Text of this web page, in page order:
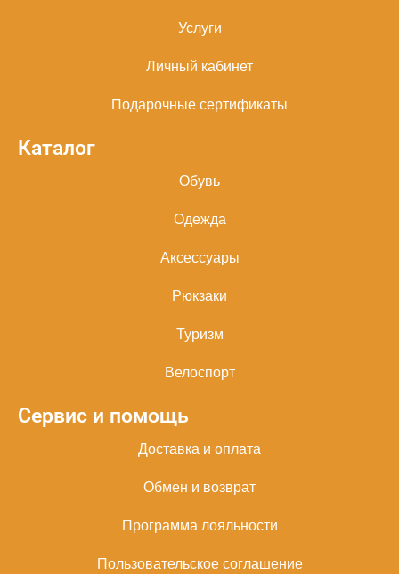
Услуги
Личный кабинет
Подарочные сертификаты
Каталог
Обувь
Одежда
Аксессуары
Рюкзаки
Туризм
Велоспорт
Сервис и помощь
Доставка и оплата
Обмен и возврат
Программа лояльности
Пользовательское соглашение